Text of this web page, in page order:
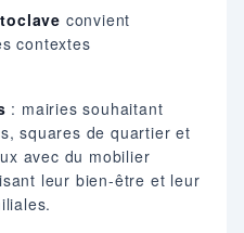
convient
contextes
: mairies souhaitant
squares de quartier et
avec du mobilier
leur bien-être et leur